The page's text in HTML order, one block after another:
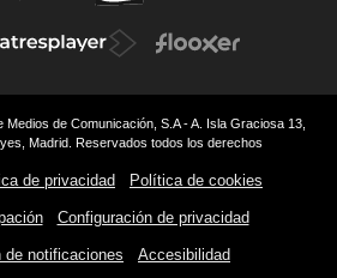
de Comunicación, S.A - A. Isla Graciosa 13,
Madrid. Reservados todos los derechos
de privacidad Política de cookies
Configuración de privacidad
de notificaciones Accesibilidad